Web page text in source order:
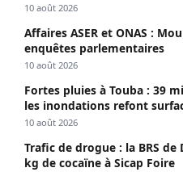
10 août 2026
Affaires ASER et ONAS :
enquêtes parlementaires
10 août 2026
Fortes pluies à Touba : 39
les inondations refont
10 août 2026
Trafic de drogue : la BRS
kg de cocaïne à Sicap Foire